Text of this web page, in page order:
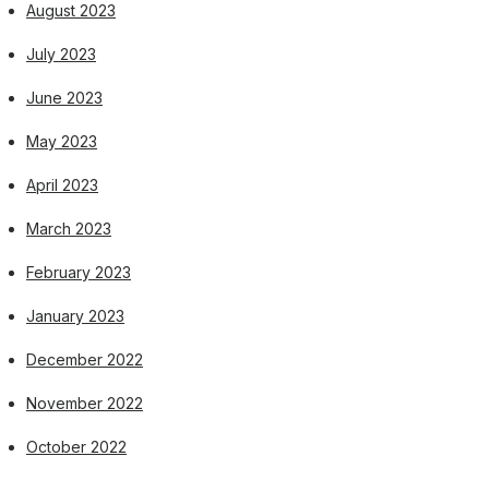
August 2023
July 2023
June 2023
May 2023
April 2023
March 2023
February 2023
January 2023
December 2022
November 2022
October 2022